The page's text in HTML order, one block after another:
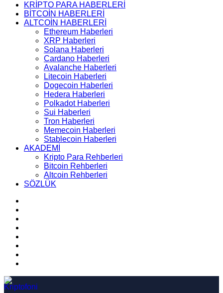
KRİPTO PARA HABERLERİ
BİTCOİN HABERLERİ
ALTCOİN HABERLERİ
Ethereum Haberleri
XRP Haberleri
Solana Haberleri
Cardano Haberleri
Avalanche Haberleri
Litecoin Haberleri
Dogecoin Haberleri
Hedera Haberleri
Polkadot Haberleri
Sui Haberleri
Tron Haberleri
Memecoin Haberleri
Stablecoin Haberleri
AKADEMİ
Kripto Para Rehberleri
Bitcoin Rehberleri
Altcoin Rehberleri
SÖZLÜK